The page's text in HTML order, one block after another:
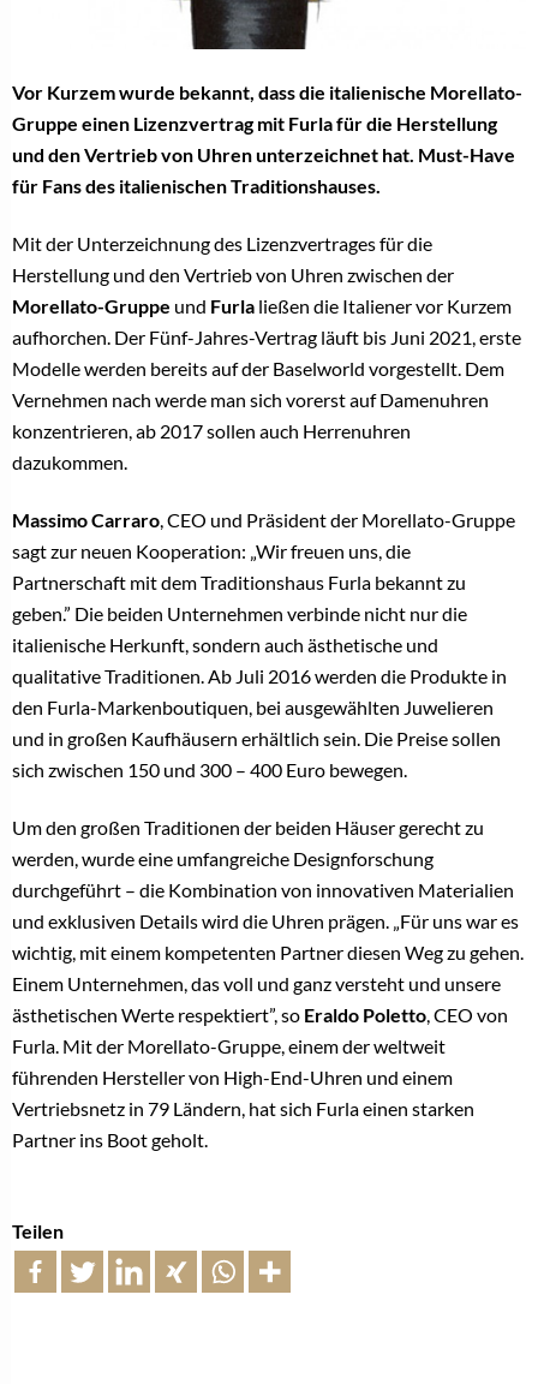
Vor Kurzem wurde bekannt, dass die italienische Morellato-
Gruppe einen Lizenzvertrag mit Furla für die Herstellung
und den Vertrieb von Uhren unterzeichnet hat. Must-Have
für Fans des italienischen Traditionshauses.
Mit der Unterzeichnung des Lizenzvertrages für die
Herstellung und den Vertrieb von Uhren zwischen der
Morellato-Gruppe und Furla ließen die Italiener vor Kurzem
aufhorchen. Der Fünf-Jahres-Vertrag läuft bis Juni 2021, erste
Modelle werden bereits auf der Baselworld vorgestellt. Dem
Vernehmen nach werde man sich vorerst auf Damenuhren
konzentrieren, ab 2017 sollen auch Herrenuhren
dazukommen.
Massimo Carraro , CEO und Präsident der Morellato-Gruppe
sagt zur neuen Kooperation: „Wir freuen uns, die
Partnerschaft mit dem Traditionshaus Furla bekannt zu
geben.” Die beiden Unternehmen verbinde nicht nur die
italienische Herkunft, sondern auch ästhetische und
qualitative Traditionen. Ab Juli 2016 werden die Produkte in
den Furla-Markenboutiquen, bei ausgewählten Juwelieren
und in großen Kaufhäusern erhältlich sein. Die Preise sollen
sich zwischen 150 und 300 – 400 Euro bewegen.
Um den großen Traditionen der beiden Häuser gerecht zu
werden, wurde eine umfangreiche Designforschung
durchgeführt – die Kombination von innovativen Materialien
und exklusiven Details wird die Uhren prägen. „Für uns war es
wichtig, mit einem kompetenten Partner diesen Weg zu gehen.
Einem Unternehmen, das voll und ganz versteht und unsere
ästhetischen Werte respektiert”, so Eraldo Poletto , CEO von
Furla. Mit der Morellato-Gruppe, einem der weltweit
führenden Hersteller von High-End-Uhren und einem
Vertriebsnetz in 79 Ländern, hat sich Furla einen starken
Partner ins Boot geholt.
Teilen